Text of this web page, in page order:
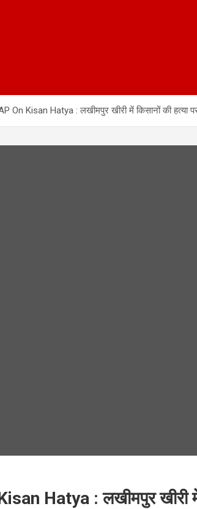
On Kisan Hatya : लखीमपुर खीरी में किसानों की हत्या
Hatya : लखीमपुर खीरी